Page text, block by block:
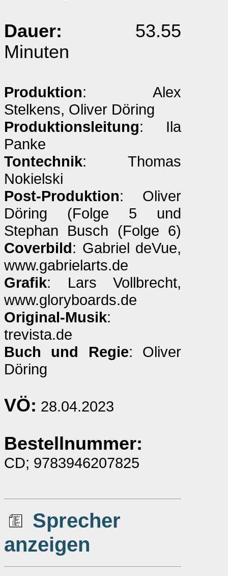
Dauer: 53.55
Minuten
Produktion: Alex
Stelkens, Oliver Döring
Produktionsleitung: Ila
Panke
Tontechnik: Thomas
Nokielski
Post-Produktion: Oliver
Döring (Folge 5 und
Stephan Busch (Folge 6)
Coverbild: Gabriel deVue,
www.gabrielarts.de
Grafik: Lars Vollbrecht,
www.gloryboards.de
Original-Musik:
trevista.de
Buch und Regie: Oliver
Döring
VÖ: 28.04.2023
Bestellnummer:
CD; 9783946207825
Sprecher
anzeigen